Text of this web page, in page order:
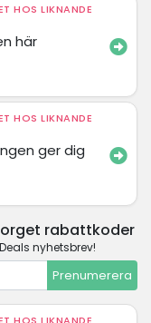
HOS LIKNANDE
här
HOS LIKNANDE
ger dig
rabattkoder
nyhetsbrev!
Prenumerera